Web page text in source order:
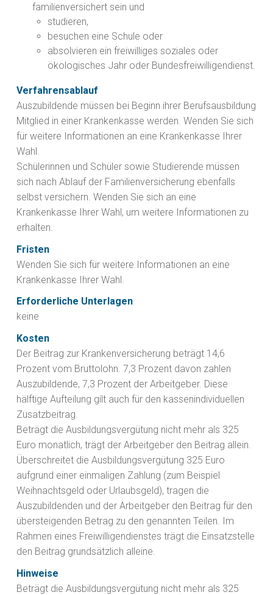
familienversichert sein und
studieren,
besuchen eine Schule oder
absolvieren ein freiwilliges soziales oder
ökologisches Jahr oder Bundesfreiwilligendienst.
Verfahrensablauf
Auszubildende müssen bei Beginn ihrer Berufsausbildung
Mitglied in einer Krankenkasse werden. Wenden Sie sich
für weitere Informationen an eine Krankenkasse Ihrer
Wahl.
Schülerinnen und Schüler sowie Studierende müssen
sich nach Ablauf der Familienversicherung ebenfalls
selbst versichern. Wenden Sie sich an eine
Krankenkasse Ihrer Wahl, um weitere Informationen zu
erhalten.
Fristen
Wenden Sie sich für weitere Informationen an eine
Krankenkasse Ihrer Wahl.
Erforderliche Unterlagen
keine
Kosten
Der Beitrag zur Krankenversicherung beträgt 14,6
Prozent vom Bruttolohn. 7,3 Prozent davon zahlen
Auszubildende, 7,3 Prozent der Arbeitgeber. Diese
hälftige Aufteilung gilt auch für den kassenindividuellen
Zusatzbeitrag.
Beträgt die Ausbildungsvergütung nicht mehr als 325
Euro monatlich, trägt der Arbeitgeber den Beitrag allein.
Überschreitet die Ausbildungsvergütung 325 Euro
aufgrund einer einmaligen Zahlung (zum Beispiel
Weihnachtsgeld oder Urlaubsgeld), tragen die
Auszubildenden und der Arbeitgeber den Beitrag für den
übersteigenden Betrag zu den genannten Teilen. Im
Rahmen eines Freiwilligendienstes trägt die Einsatzstelle
den Beitrag grundsätzlich alleine.
Hinweise
Beträgt die Ausbildungsvergütung nicht mehr als 325